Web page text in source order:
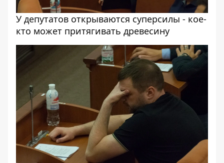
У депутатов открываются суперсилы - кое-
кто может притягивать древесину